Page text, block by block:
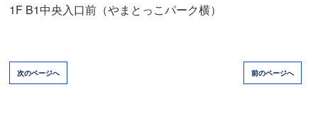
1F B1中央入口前（やまとっこパーク横）
次のページへ 前のページへ